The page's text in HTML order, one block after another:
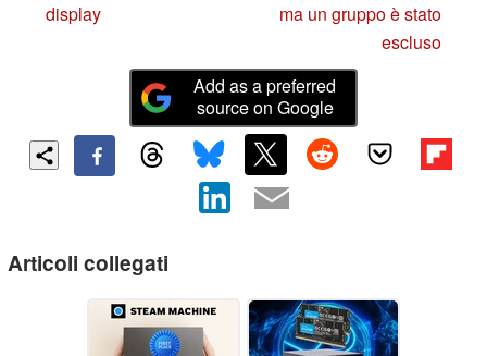
display
ma un gruppo è stato
escluso
Add as a preferred
source on Google
Articoli collegati